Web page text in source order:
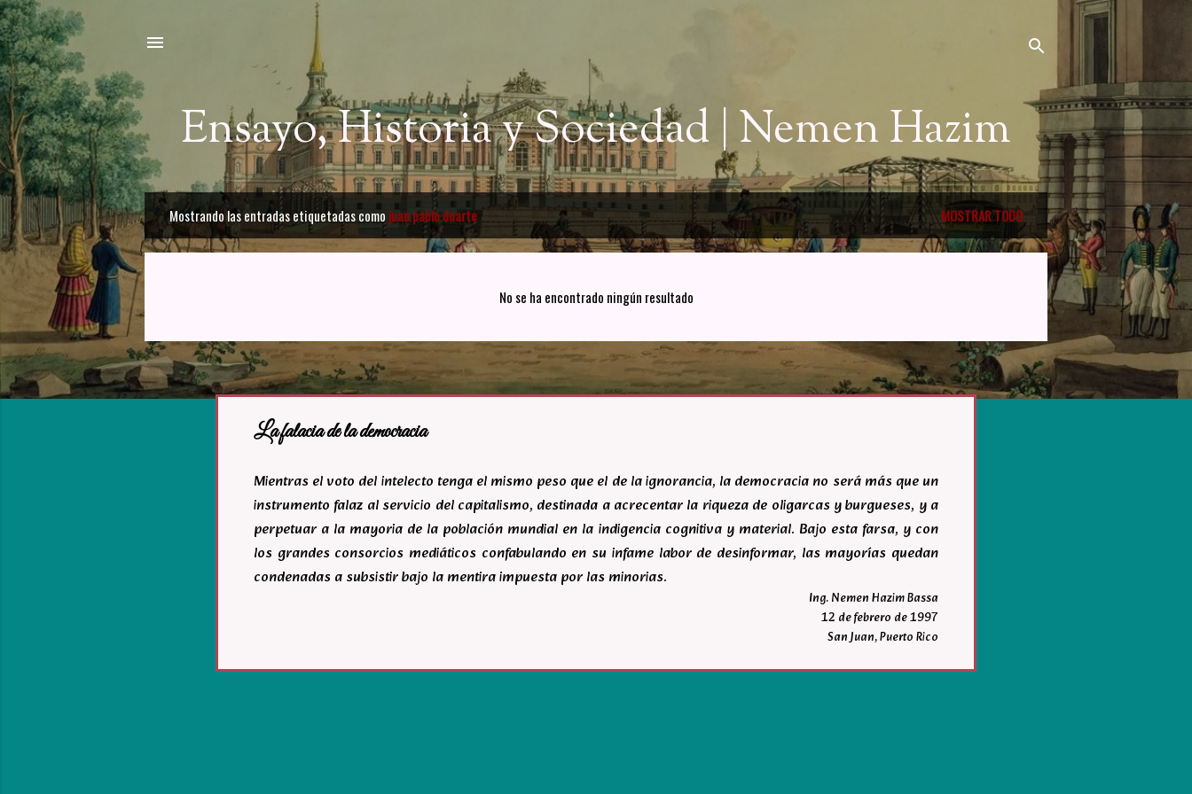
Ensayo, Historia y Sociedad | Nemen Hazim
E
n
a
d
a
Mostrando las entradas etiquetadas como juan pablo duarte MOSTRAR TODO
No se ha encontrado ningún resultado
La falacia de la democracia
Mientras el voto del intelecto tenga el mismo peso que el de la ignorancia, la democracia no será más que un
instrumento falaz al servicio del capitalismo, destinada a acrecentar la riqueza de oligarcas y burgueses, y a
perpetuar a la mayoria de la población mundial en la indigencia cognitiva y material. Bajo esta farsa, y con
los grandes consorcios mediáticos confabulando en su infame labor de desinformar, las mayorías quedan
condenadas a subsistir bajo la mentira impuesta por las minorias.
Ing. Nemen Hazim Bassa
12 de febrero de 1997
San Juan, Puerto Rico